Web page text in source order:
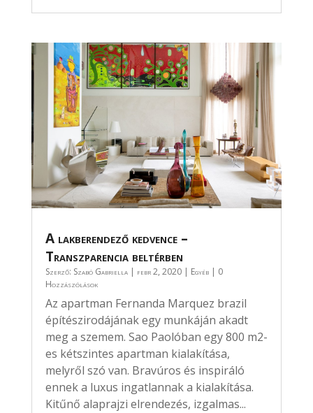
A lakberendező kedvence –
Transzparencia beltérben
Szerző: Szabó Gabriella| febr 2, 2020| Egyéb| 0
Hozzászólások
Az apartman Fernanda Marquez brazil
építészirodájának egy munkáján akadt
meg a szemem. Sao Paolóban egy 800 m2-
es kétszintes apartman kialakítása,
melyről szó van. Bravúros és inspiráló
ennek a luxus ingatlannak a kialakítása.
Kitűnő alaprajzi elrendezés, izgalmas...